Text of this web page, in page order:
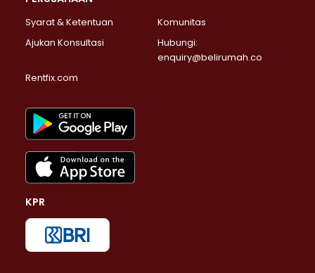
Syarat & Ketentuan
Komunitas
Ajukan Konsultasi
Hubungi:
enquiry@belirumah.co
Rentfix.com
KPR